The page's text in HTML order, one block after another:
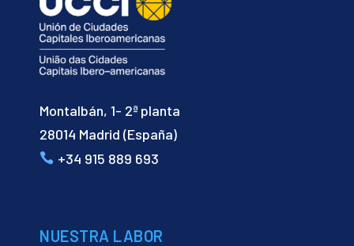
Montalbán, 1- 2ª planta
28014 Madrid (España)
+34 915 889 693
NUESTRA LABOR